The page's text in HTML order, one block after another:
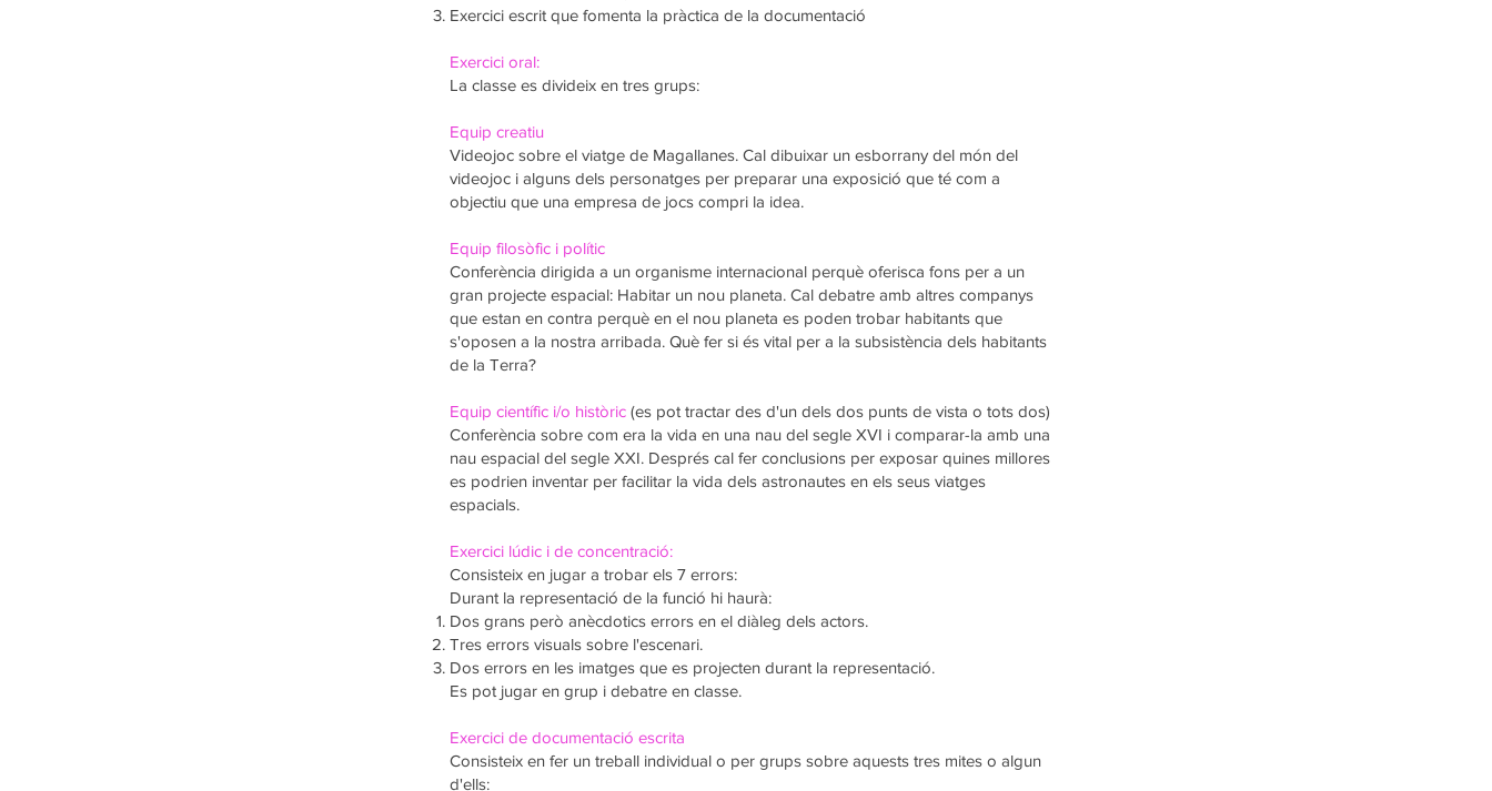
Exercici escrit que fomenta la pràctica de la documentació
Exercici oral:
La classe es divideix en tres grups:
Equip creatiu
Videojoc sobre el viatge de Magallanes. Cal dibuixar un esborrany del món del
videojoc i alguns dels personatges per preparar una exposició que té com a
objectiu que una empresa de jocs compri la idea.
Equip filosòfic i polític
Conferència dirigida a un organisme internacional perquè oferisca fons per a un
gran projecte espacial: Habitar un nou planeta. Cal debatre amb altres companys
que estan en contra perquè en el nou planeta es poden trobar habitants que
s'oposen a la nostra arribada. Què fer si és vital per a la subsistència dels habitants
de la Terra?
Equip científic i/o històric (es pot tractar des d'un dels dos punts de vista o tots dos)
Conferència sobre com era la vida en una nau del segle XVI i comparar-la amb una
nau espacial del segle XXI. Després cal fer conclusions per exposar quines millores
es podrien inventar per facilitar la vida dels astronautes en els seus viatges
espacials.
Exercici lúdic i de concentració:
Consisteix en jugar a trobar els 7 errors:
Durant la representació de la funció hi haurà:
Dos grans però anècdotics errors en el diàleg dels actors.
Tres errors visuals sobre l'escenari.
Dos errors en les imatges que es projecten durant la representació.
Es pot jugar en grup i debatre en classe.
Exercici de documentació escrita
Consisteix en fer un treball individual o per grups sobre aquests tres mites o algun
d'ells: